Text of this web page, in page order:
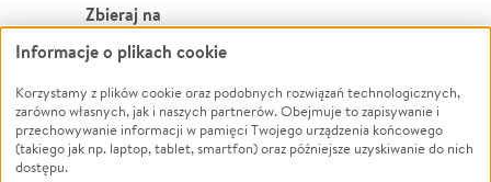
Zbieraj na
Leczenie
Zwierzęta
Pożar
Ukraina
Powódź
Wichura
NGO
Informacje o plikach cookie
Korzystamy z plików cookie oraz podobnych rozwiązań technologicznych,
zarówno własnych, jak i naszych partnerów. Obejmuje to zapisywanie i
przechowywanie informacji w pamięci Twojego urządzenia końcowego
(takiego jak np. laptop, tablet, smartfon) oraz późniejsze uzyskiwanie do nich
dostępu.